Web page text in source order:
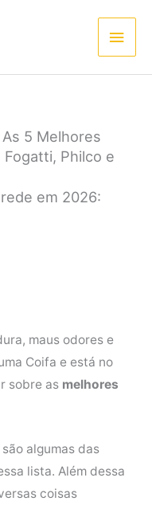
As 5 Melhores
Philco e
em 2026:
maus odores e
Coifa e está no
sobre as melhores
algumas das
lista. Além dessa
coisas